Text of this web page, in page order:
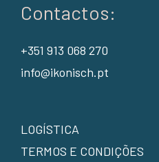
Contactos:
+351 913 068 270
info@ikonisch.pt
LOGÍSTICA
TERMOS E CONDIÇÕES